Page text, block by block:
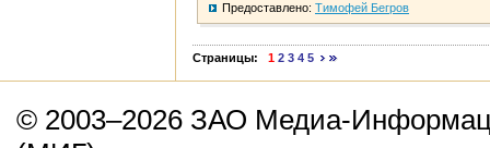
Предоставлено: Тимофей Бегров
Страницы: 1 2 3 4 5
© 2003–2026 ЗАО Медиа-